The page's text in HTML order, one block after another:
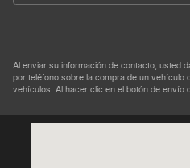
Al enviar su información de contacto, usted
por teléfono sobre la compra de un vehículo
vehículos. Al hacer clic en el botón de envío